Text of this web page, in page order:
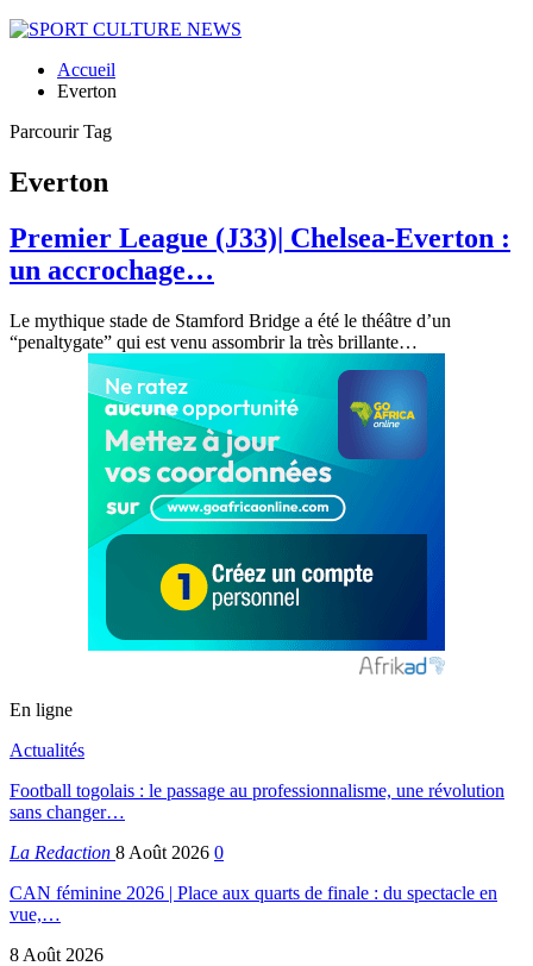
Accueil
Everton
Parcourir Tag
Everton
Premier League (J33)| Chelsea-Everton :
un accrochage…
Le mythique stade de Stamford Bridge a été le théâtre d’un
“penaltygate” qui est venu assombrir la très brillante…
En ligne
Actualités
Football togolais : le passage au professionnalisme, une révolution
sans changer…
La Redaction 8 Août 2026 0
CAN féminine 2026 | Place aux quarts de finale : du spectacle en
vue,…
8 Août 2026